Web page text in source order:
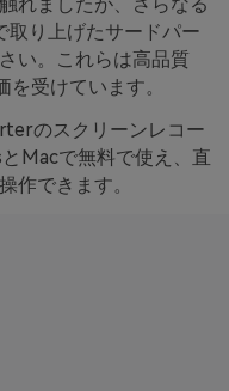
取り上げたサードパー
い。これらは高品質
受けています。
のスクリーンレコー
Macで無料で使え、直
作できます。